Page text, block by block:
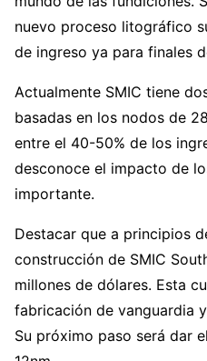
nuevo proceso litográfico
de ingreso ya para finales
Actualmente SMIC tiene
basadas en los nodos de
entre el 40-50% de los
desconoce el impacto de
importante.
Destacar que a principios
construcción de SMIC
millones de dólares. Esta
fabricación de vanguardia
Su próximo paso será dar